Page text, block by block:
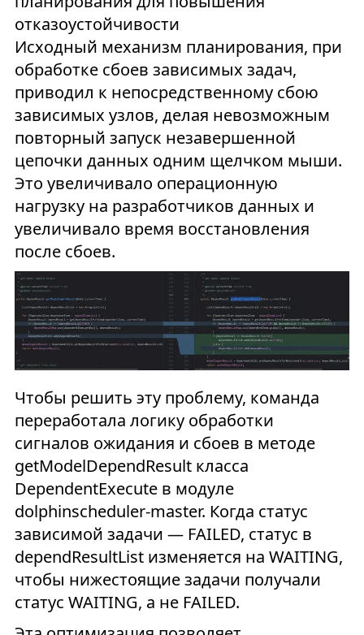
отказоустойчивости
Исходный механизм планирования, при
обработке сбоев зависимых задач,
приводил к непосредственному сбою
зависимых узлов, делая невозможным
повторный запуск незавершенной
цепочки данных одним щелчком мыши.
Это увеличивало операционную
нагрузку на разработчиков данных и
увеличивало время восстановления
после сбоев.
Чтобы решить эту проблему, команда
переработала логику обработки
сигналов ожидания и сбоев в методе
getModelDependResult класса
DependentExecute в модуле
dolphinscheduler-master. Когда статус
зависимой задачи — FAILED, статус в
dependResultList изменяется на WAITING,
чтобы нижестоящие задачи получали
статус WAITING, а не FAILED.